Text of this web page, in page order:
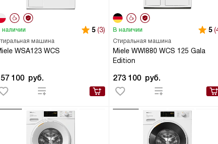
машина
WSA123 WCS
наличии 5 (3)
100 руб.
Стиральная машина
Miele WWI880 WCS 125 Gala
Edition
В наличии 5
273 100 руб.